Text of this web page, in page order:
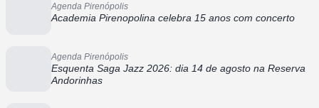
Agenda Pirenópolis
Academia Pirenopolina celebra 15 anos com concerto
Agenda Pirenópolis
Esquenta Saga Jazz 2026: dia 14 de agosto na Reserva
Andorinhas